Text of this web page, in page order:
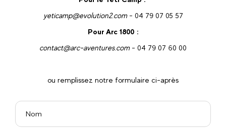
yeticamp@evolution2.com- 04 79 07 05 57
Pour Arc 1800 :
contact@arc-aventures.com- 04 79 07 60 00
ou remplissez notre formulaire ci-après